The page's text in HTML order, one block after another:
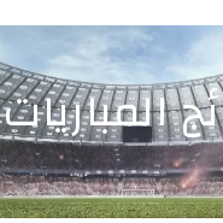
المباريات